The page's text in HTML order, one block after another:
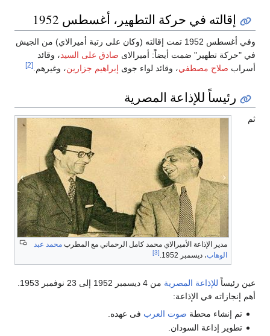
إقالته في حركة التطهير، أغسطس 1952
وفي أغسطس 1952 تمت إقالته (وكان على رتبة أميرالاي) من الجيش
في "حركة تطهير" ضمت أيضاًً: أميرالاى صادق على السيد، وقائد
أسراب صلاح مصطفي، وقائد لواء جوى إبراهيم جزارين، وغيرهم. [2]
رئيساً للإذاعة المصرية
مدير الإذاعة الأميرالاي محمد كامل الرحماني مع المطرب محمد عبد
الوهاب، ديسمبر 1952. [3]
ثم
عين رئيساً للإذاعة المصرية
أهم إنجازاته في الإذاعة:
تم إنشاء محطة صوت العرب فى عهده.
تطوير إذاعة السودان.